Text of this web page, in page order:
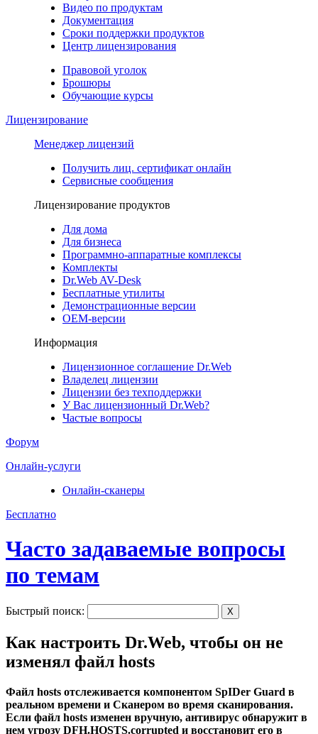
Видео по продуктам
Документация
Сроки поддержки продуктов
Центр лицензирования
Правовой уголок
Брошюры
Обучающие курсы
Лицензирование
Менеджер лицензий
Получить лиц. сертификат онлайн
Сервисные сообщения
Лицензирование продуктов
Для дома
Для бизнеса
Программно-аппаратные комплексы
Комплекты
Dr.Web AV-Desk
Бесплатные утилиты
Демонстрационные версии
ОЕМ-версии
Информация
Лицензионное соглашение Dr.Web
Владелец лицензии
Лицензии без техподдержки
У Вас лицензионный Dr.Web?
Частые вопросы
Форум
Онлайн-услуги
Онлайн-сканеры
Бесплатно
Часто задаваемые вопросы
по темам
Быстрый поиск: X
Как настроить Dr.Web, чтобы он не
изменял файл hosts
Файл hosts отслеживается компонентом SpIDer Guard в
реальном времени и Сканером во время сканирования.
Если файл hosts изменен вручную, антивирус обнаружит в
нем угрозу DFH.HOSTS.corrupted и восстановит его в